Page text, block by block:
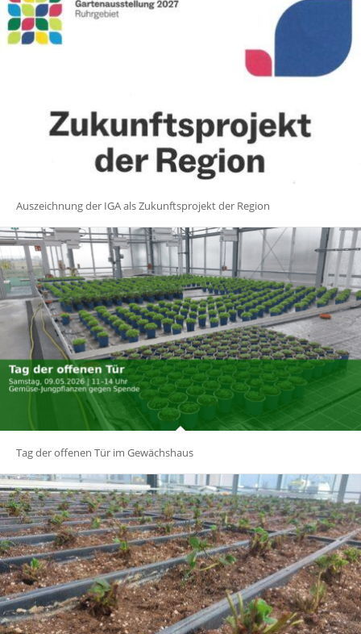
Auszeichnung der IGA als Zukunftsprojekt der Region
Tag der offenen Tür im Gewächshaus